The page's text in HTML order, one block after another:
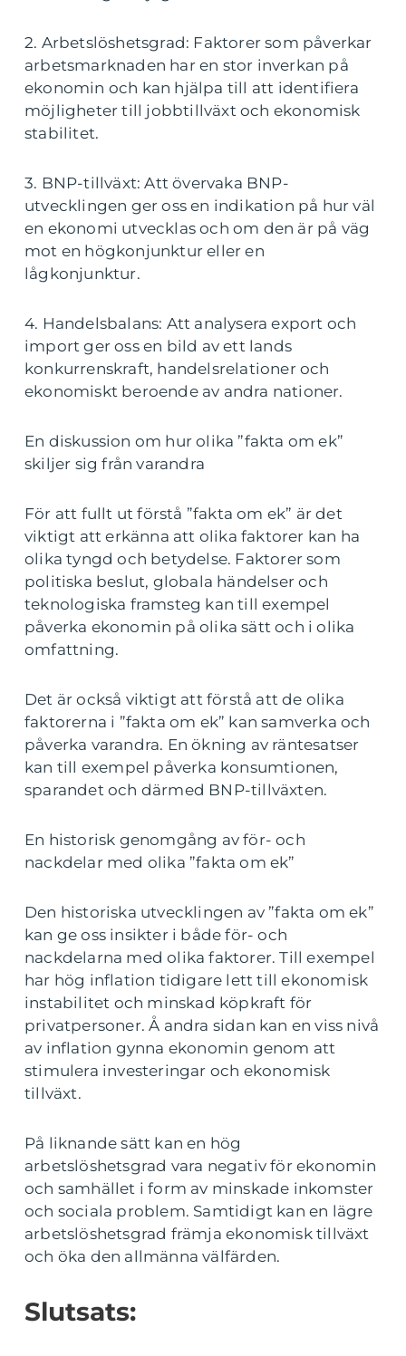
2. Arbetslöshetsgrad: Faktorer som påverkar
arbetsmarknaden har en stor inverkan på
ekonomin och kan hjälpa till att identifiera
möjligheter till jobbtillväxt och ekonomisk
stabilitet.
3. BNP-tillväxt: Att övervaka BNP-
utvecklingen ger oss en indikation på hur väl
en ekonomi utvecklas och om den är på väg
mot en högkonjunktur eller en
lågkonjunktur.
4. Handelsbalans: Att analysera export och
import ger oss en bild av ett lands
konkurrenskraft, handelsrelationer och
ekonomiskt beroende av andra nationer.
En diskussion om hur olika ”fakta om ek”
skiljer sig från varandra
För att fullt ut förstå ”fakta om ek” är det
viktigt att erkänna att olika faktorer kan ha
olika tyngd och betydelse. Faktorer som
politiska beslut, globala händelser och
teknologiska framsteg kan till exempel
påverka ekonomin på olika sätt och i olika
omfattning.
Det är också viktigt att förstå att de olika
faktorerna i ”fakta om ek” kan samverka och
påverka varandra. En ökning av räntesatser
kan till exempel påverka konsumtionen,
sparandet och därmed BNP-tillväxten.
En historisk genomgång av för- och
nackdelar med olika ”fakta om ek”
Den historiska utvecklingen av ”fakta om ek”
kan ge oss insikter i både för- och
nackdelarna med olika faktorer. Till exempel
har hög inflation tidigare lett till ekonomisk
instabilitet och minskad köpkraft för
privatpersoner. Å andra sidan kan en viss nivå
av inflation gynna ekonomin genom att
stimulera investeringar och ekonomisk
tillväxt.
På liknande sätt kan en hög
arbetslöshetsgrad vara negativ för ekonomin
och samhället i form av minskade inkomster
och sociala problem. Samtidigt kan en lägre
arbetslöshetsgrad främja ekonomisk tillväxt
och öka den allmänna välfärden.
Slutsats: